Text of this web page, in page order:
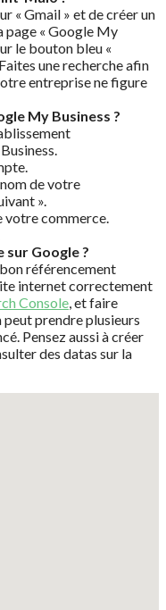
« Gmail » et de créer un
page « Google My
le bouton bleu «
une recherche afin
entreprise ne figure
My Business ?
de votre
».
votre commerce.
Google ?
référencement
internet correctement
Console, et faire
prendre plusieurs
Pensez aussi à créer
des datas sur la